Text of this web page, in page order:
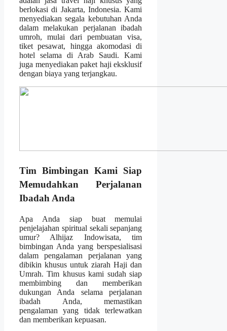
berlokasi di Jakarta, Indonesia. Kami
menyediakan segala kebutuhan Anda
dalam melakukan perjalanan ibadah
umroh, mulai dari pembuatan visa,
tiket pesawat, hingga akomodasi di
hotel selama di Arab Saudi. Kami
juga menyediakan paket haji eksklusif
dengan biaya yang terjangkau.
Tim Bimbingan Kami Siap
Memudahkan Perjalanan
Ibadah Anda
Apa Anda siap buat memulai
penjelajahan spiritual sekali sepanjang
umur? Alhijaz Indowisata, tim
bimbingan Anda yang berspesialisasi
dalam pengalaman perjalanan yang
dibikin khusus untuk ziarah Haji dan
Umrah. Tim khusus kami sudah siap
membimbing dan memberikan
dukungan Anda selama perjalanan
ibadah Anda, memastikan
pengalaman yang tidak terlewatkan
dan memberikan kepuasan.